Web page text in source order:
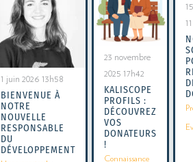
1 juin 2026 13h58
BIENVENUE À
NOTRE
NOUVELLE
RESPONSABLE
DU
DÉVELOPPEMENT
23 novembre
2025 17h42
KALISCOPE
PROFILS :
DÉCOUVREZ
VOS
DONATEURS
!
Connaissance